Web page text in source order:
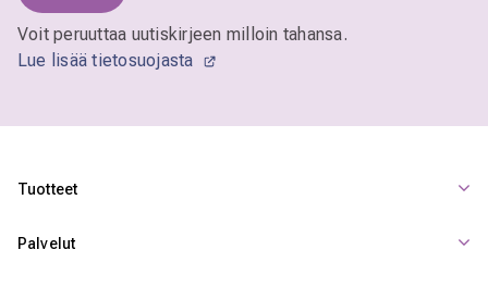
Voit peruuttaa uutiskirjeen milloin tahansa.
Lue lisää tietosuojasta
Tuotteet
Palvelut